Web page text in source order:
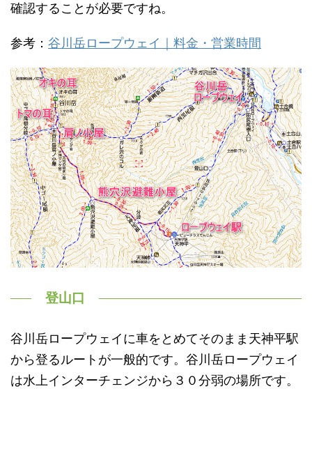
確認することが必要ですね。
参考： 谷川岳ロープウェイ｜料金・営業時間
登山口
谷川岳ロープウェイに車をとめてそのまま天神平駅
から登るルートが一般的です。谷川岳ロープウェイ
は水上インターチェンジから３０分弱の場所です。